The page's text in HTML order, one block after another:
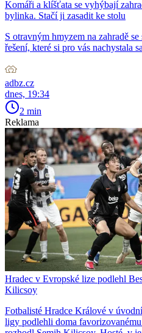
Komáři a klíšťata se vyhýbají
bylinka. Stačí ji zasadit ke stolu
S otravným hmyzem na zahradě
řešení, které si pro vás nachystala
adbz.cz
dnes, 19:34
2 min
Reklama
Hradec v Evropské lize podlehl
Kilicsoy
Fotbalisté Hradce Králové v
ligy podlehli doma